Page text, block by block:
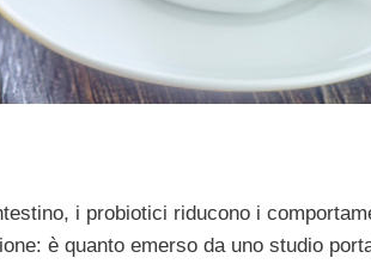
i probiotici riducono i
è quanto emerso da uno studio